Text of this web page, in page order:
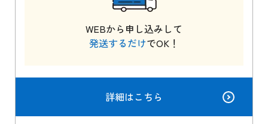
WEBから申し込みして
発送するだけでOK！
詳細はこちら